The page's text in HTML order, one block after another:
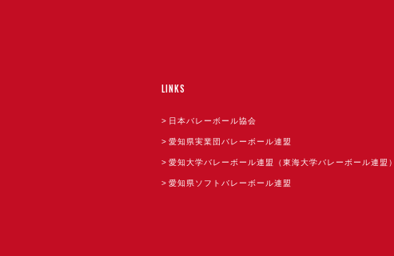
LINKS
日本バレーボール協会
愛知県実業団バレーボール連盟
愛知大学バレーボール連盟（東海大学バレーボール連盟）
愛知県ソフトバレーボール連盟